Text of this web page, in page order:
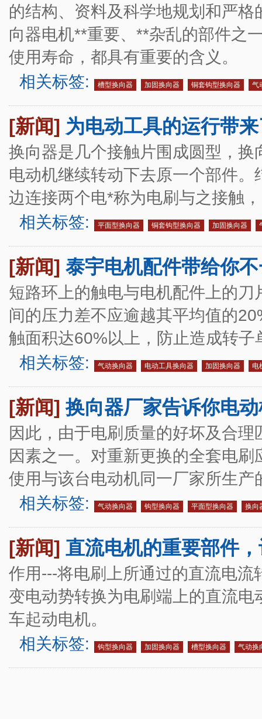
的结构、资料及科学地规划和严
向器电机**重要、**杂乱的部件之
使用寿命，都具有重要的含义。
相关标签:
槽型换向器 加固换向器 铜套钩型换向器 气
[新闻] 为电动工具的运行带
换向器是几个接触片围成圆型，
电动机继续转动下去原一个部件
边连接两个电*称为电刷与之接触
相关标签:
平面型换向器 铜套钩型换向器 加固换向器
[新闻] 泰宇电机配件带给你
短路环上的触电与电机配件上的
间的压力差不应逾越其平均值的
触面积达60%以上，防止造成转
相关标签:
气动换向器 电动工具换向器 加固换向器 电
[新闻]换向器厂家告诉你电
因此，由于电刷质量的好坏及合
因素之一。对重新更换的全套电
使用与该台电动机同一厂家所生产
相关标签:
气动换向器 钩型换向器 平面型换向器 换向
[新闻] 直流电机的重要部件
作用---将电刷上所通过的直流电
变电动势转换为电刷端上的直流
车起动电机。
相关标签:
钩型换向器 加固换向器 槽型换向器 气动换